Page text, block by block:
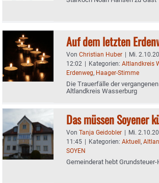
Auf dem letzten
Von Christian Huber | Mi.
12:02 | Kategorien: Altlandkreis
Erdenweg, Haager-Stimme
Die Trauerfälle der
Altlandkreis Wasserburg
Das müssen Soyener
Von Tanja Geidobler | Mi.
11:45 | Kategorien: Aktuell,
SOYEN
Gemeinderat hebt